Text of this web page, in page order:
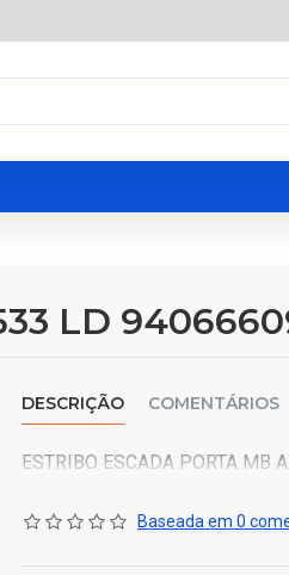
LD
DESCRIÇÃO COMENTÁRIOS
ESTRIBO ESCADA PORTA
Baseada em 0